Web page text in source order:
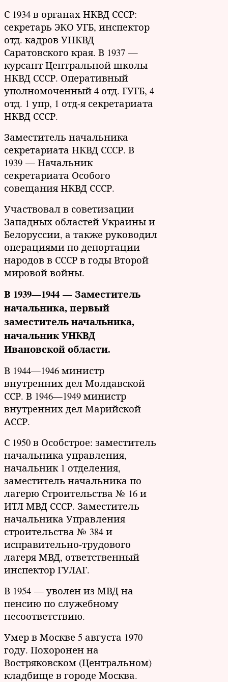
С 1934 в органах НКВД СССР:
секретарь ЭКО УГБ, инспектор
отд. кадров УНКВД
Саратовского края. В 1937 —
курсант Центральной школы
НКВД СССР. Оперативный
уполномоченный 4 отд. ГУГБ, 4
отд. 1 упр, 1 отд-я секретариата
НКВД СССР.
Заместитель начальника
секретариата НКВД СССР. В
1939 — Начальник
секретариата Особого
совещания НКВД СССР.
Участвовал в советизации
Западных областей Украины и
Белоруссии, а также руководил
операциями по депортации
народов в СССР в годы Второй
мировой войны.
В 1939—1944 — Заместитель
начальника, первый
заместитель начальника,
начальник УНКВД
Ивановской области.
В 1944—1946 министр
внутренних дел Молдавской
ССР. В 1946—1949 министр
внутренних дел Марийской
АССР.
С 1950 в Особстрое: заместитель
начальника управления,
начальник 1 отделения,
заместитель начальника по
лагерю Строительства № 16 и
ИТЛ МВД СССР. Заместитель
начальника Управления
строительства № 384 и
исправительно-трудового
лагеря МВД, ответственный
инспектор ГУЛАГ.
В 1954 — уволен из МВД на
пенсию по служебному
несоответствию.
Умер в Москве 5 августа 1970
году. Похоронен на
Востряковском (Центральном)
кладбище в городе Москва.